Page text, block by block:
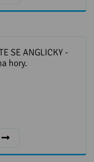
SE ANGLICKY -
hory.